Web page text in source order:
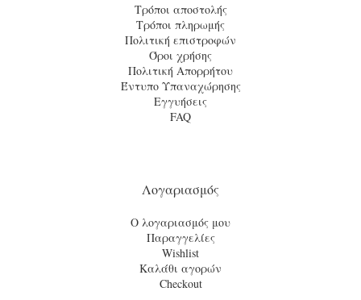
Τρόποι αποστολής
Τρόποι πληρωμής
Πολιτική επιστροφών
Όροι χρήσης
Πολιτική Απορρήτου
Έντυπο Υπαναχώρησης
Εγγυήσεις
FAQ
Λογαριασμός
Ο λογαριασμός μου
Παραγγελίες
Wishlist
Καλάθι αγορών
Checkout